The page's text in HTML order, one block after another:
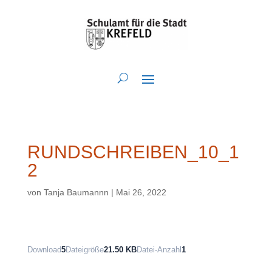
RUNDSCHREIBEN_10_1
2
von Tanja Baumannn | Mai 26, 2022
Download5Dateigröße21.50 KBDatei-Anzahl 1